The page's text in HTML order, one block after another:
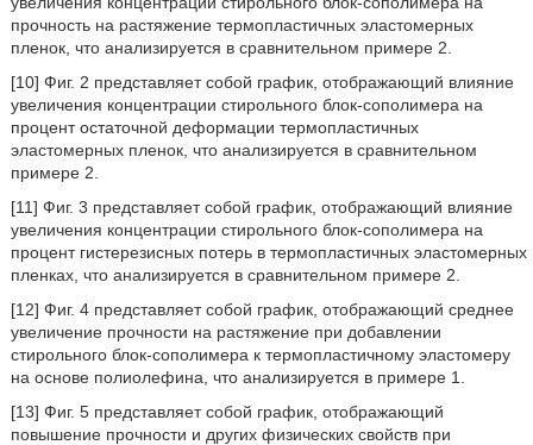
прочность на растяжение термопластичных эластомерных
пленок, что анализируется в сравнительном примере 2.
[10] Фиг. 2 представляет собой график, отображающий влияние
увеличения концентрации стирольного блок-сополимера на
процент остаточной деформации термопластичных
эластомерных пленок, что анализируется в сравнительном
примере 2.
[11] Фиг. 3 представляет собой график, отображающий влияние
увеличения концентрации стирольного блок-сополимера на
процент гистерезисных потерь в термопластичных эластомерных
пленках, что анализируется в сравнительном примере 2.
[12] Фиг. 4 представляет собой график, отображающий среднее
увеличение прочности на растяжение при добавлении
стирольного блок-сополимера к термопластичному эластомеру
на основе полиолефина, что анализируется в примере 1.
[13] Фиг. 5 представляет собой график, отображающий
повышение прочности и других физических свойств при